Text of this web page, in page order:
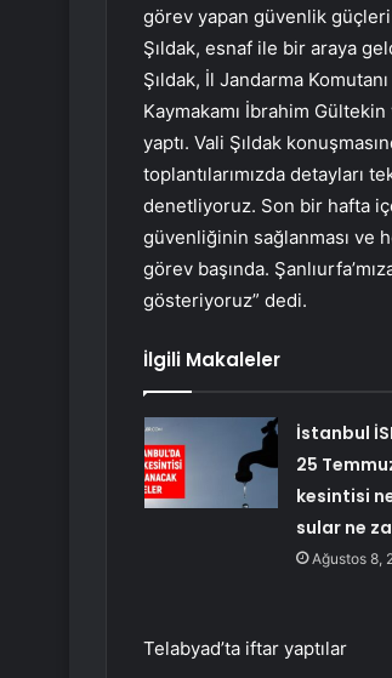
görev yapan güvenlik
Şıldak, esnaf ile bir araya
Şıldak, İl Jandarma
Kaymakamı İbrahim
yaptı. Vali Şıldak
toplantılarımızda detayları
denetliyoruz. Son bir hafta
güvenliğinin sağlanması ve
görev başında.
gösteriyoruz” dedi.
İlgili Makaleler
İstanbul
25
kesintisi
sular ne
Ağustos 8,
Telabyad’ta iftar yaptılar